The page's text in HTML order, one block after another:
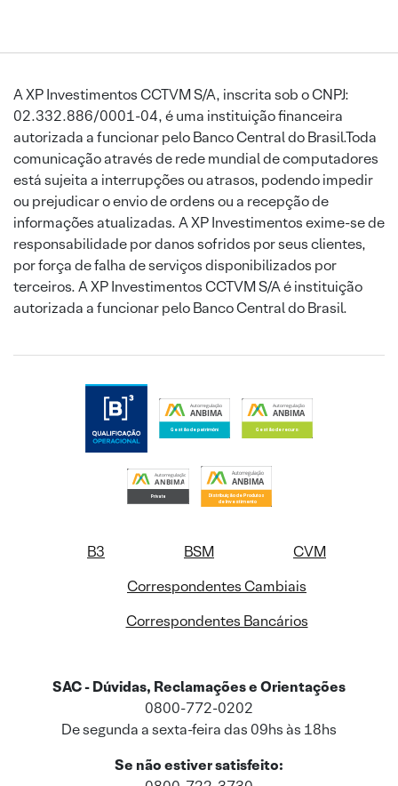
A XP Investimentos CCTVM S/A, inscrita sob o CNPJ:
02.332.886/0001-04, é uma instituição financeira
autorizada a funcionar pelo Banco Central do Brasil.Toda
comunicação através de rede mundial de computadores
está sujeita a interrupções ou atrasos, podendo impedir
ou prejudicar o envio de ordens ou a recepção de
informações atualizadas. A XP Investimentos exime-se de
responsabilidade por danos sofridos por seus clientes,
por força de falha de serviços disponibilizados por
terceiros. A XP Investimentos CCTVM S/A é instituição
autorizada a funcionar pelo Banco Central do Brasil.
B3 BSM
CVM
Correspondentes Cambiais
Correspondentes Bancários
SAC - Dúvidas, Reclamações e Orientações
0800-772-0202
De segunda a sexta-feira das 09hs às 18hs
Se não estiver satisfeito: